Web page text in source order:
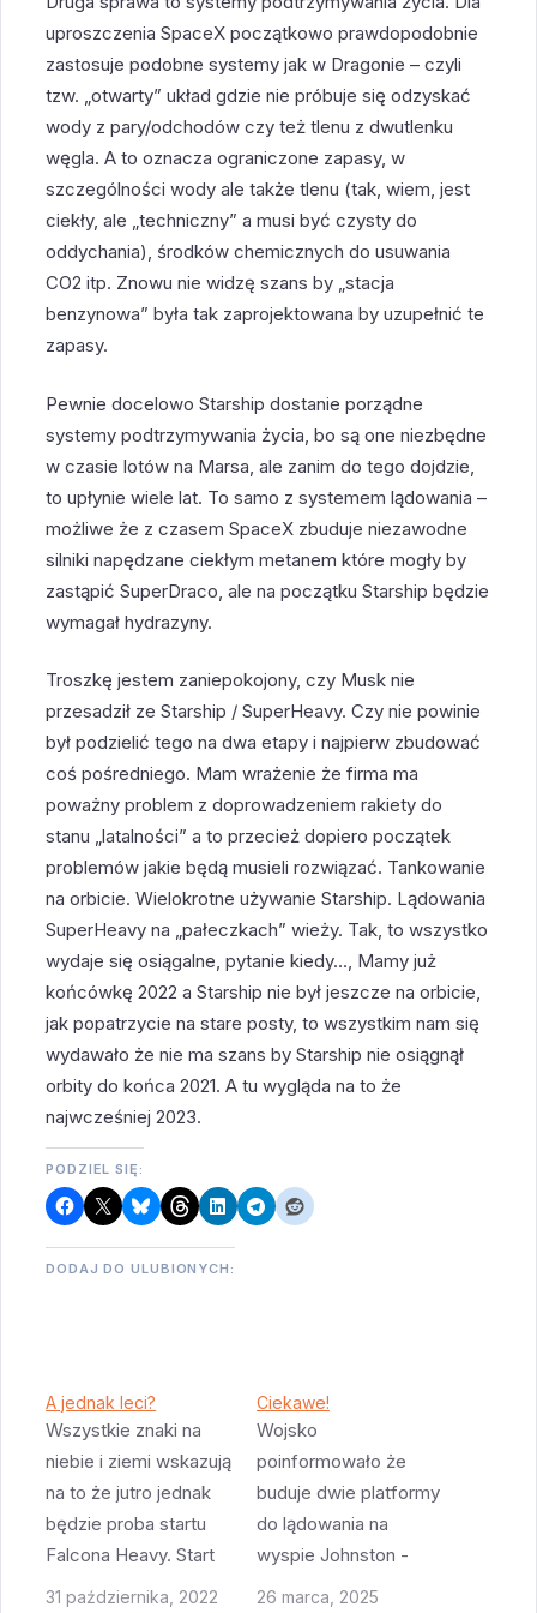
uproszczenia SpaceX początkowo prawdopodobnie
zastosuje podobne systemy jak w Dragonie – czyli
tzw. „otwarty” układ gdzie nie próbuje się odzyskać
wody z pary/odchodów czy też tlenu z dwutlenku
węgla. A to oznacza ograniczone zapasy, w
szczególności wody ale także tlenu (tak, wiem, jest
ciekły, ale „techniczny” a musi być czysty do
oddychania), środków chemicznych do usuwania
CO2 itp. Znowu nie widzę szans by „stacja
benzynowa” była tak zaprojektowana by uzupełnić te
zapasy.
Pewnie docelowo Starship dostanie porządne
systemy podtrzymywania życia, bo są one niezbędne
w czasie lotów na Marsa, ale zanim do tego dojdzie,
to upłynie wiele lat. To samo z systemem lądowania –
możliwe że z czasem SpaceX zbuduje niezawodne
silniki napędzane ciekłym metanem które mogły by
zastąpić SuperDraco, ale na początku Starship będzie
wymagał hydrazyny.
Troszkę jestem zaniepokojony, czy Musk nie
przesadził ze Starship / SuperHeavy. Czy nie powinie
był podzielić tego na dwa etapy i najpierw zbudować
coś pośredniego. Mam wrażenie że firma ma
poważny problem z doprowadzeniem rakiety do
stanu „latalności” a to przecież dopiero początek
problemów jakie będą musieli rozwiązać. Tankowanie
na orbicie. Wielokrotne używanie Starship. Lądowania
SuperHeavy na „pałeczkach” wieży. Tak, to wszystko
wydaje się osiągalne, pytanie kiedy…, Mamy już
końcówkę 2022 a Starship nie był jeszcze na orbicie,
jak popatrzycie na stare posty, to wszystkim nam się
wydawało że nie ma szans by Starship nie osiągnął
orbity do końca 2021. A tu wygląda na to że
najwcześniej 2023.
PODZIEL SIĘ:
DODAJ DO ULUBIONYCH:
A jednak leci?
Wszystkie znaki na
niebie i ziemi wskazują
na to że jutro jednak
będzie proba startu
Falcona Heavy. Start
jest planowany na 9:41
31 października, 2022
Ciekawe!
Wojsko
poinformowało że
buduje dwie platformy
do lądowania na
wyspie Johnston -
będą tam lądowały
26 marca, 2025